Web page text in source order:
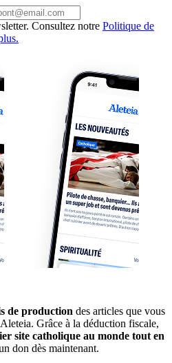
Consultez notre Politique de
de production des articles que vous
Grâce à la déduction fiscale,
site catholique au monde tout en
don dès maintenant.